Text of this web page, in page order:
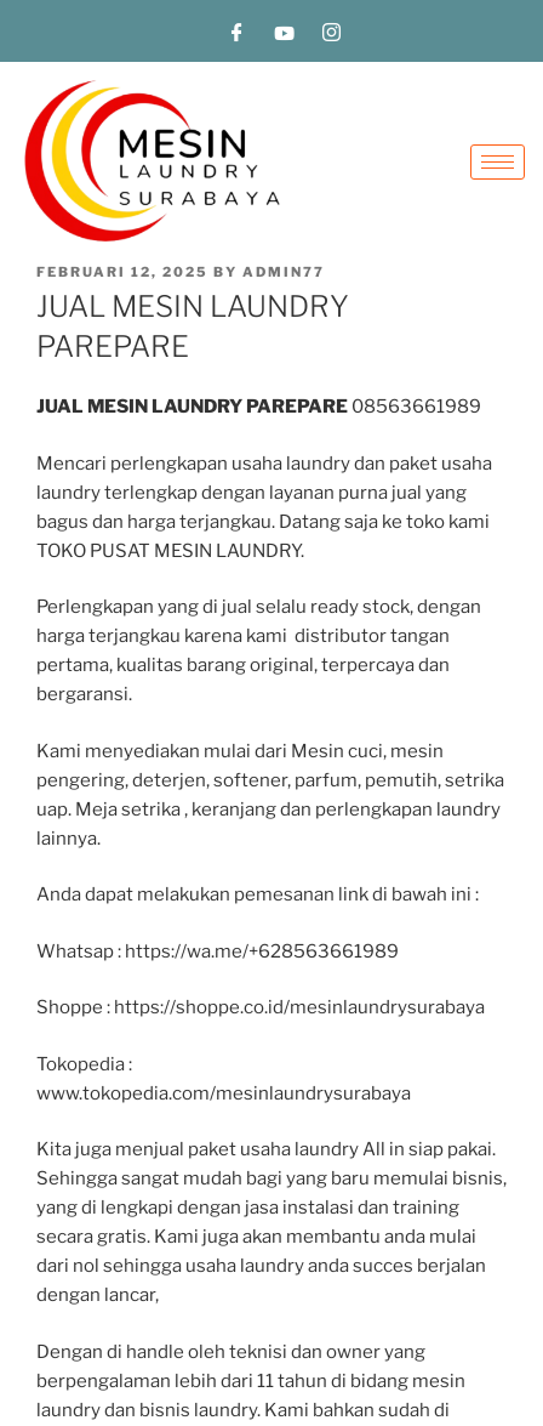
FEBRUARI 12, 2025 BY ADMIN77
JUAL MESIN LAUNDRY
PAREPARE
JUAL MESIN LAUNDRY PAREPARE 08563661989
Mencari perlengkapan usaha laundry dan paket usaha
laundry terlengkap dengan layanan purna jual yang
bagus dan harga terjangkau. Datang saja ke toko kami
TOKO PUSAT MESIN LAUNDRY.
Perlengkapan yang di jual selalu ready stock, dengan
harga terjangkau karena kami distributor tangan
pertama, kualitas barang original, terpercaya dan
bergaransi.
Kami menyediakan mulai dari Mesin cuci, mesin
pengering, deterjen, softener, parfum, pemutih, setrika
uap. Meja setrika , keranjang dan perlengkapan laundry
lainnya.
Anda dapat melakukan pemesanan link di bawah ini :
Whatsap : https://wa.me/+628563661989
Shoppe : https://shoppe.co.id/mesinlaundrysurabaya
Tokopedia :
www.tokopedia.com/mesinlaundrysurabaya
Kita juga menjual paket usaha laundry All in siap pakai.
Sehingga sangat mudah bagi yang baru memulai bisnis,
yang di lengkapi dengan jasa instalasi dan training
secara gratis. Kami juga akan membantu anda mulai
dari nol sehingga usaha laundry anda succes berjalan
dengan lancar,
Dengan di handle oleh teknisi dan owner yang
berpengalaman lebih dari 11 tahun di bidang mesin
laundry dan bisnis laundry. Kami bahkan sudah di